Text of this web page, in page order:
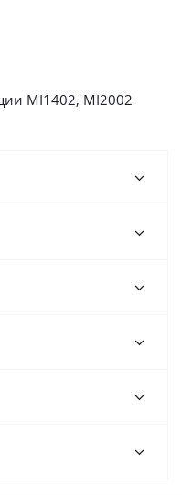
MI1402, MI2002